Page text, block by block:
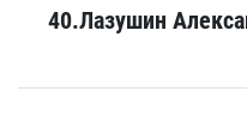
40.Лазушин